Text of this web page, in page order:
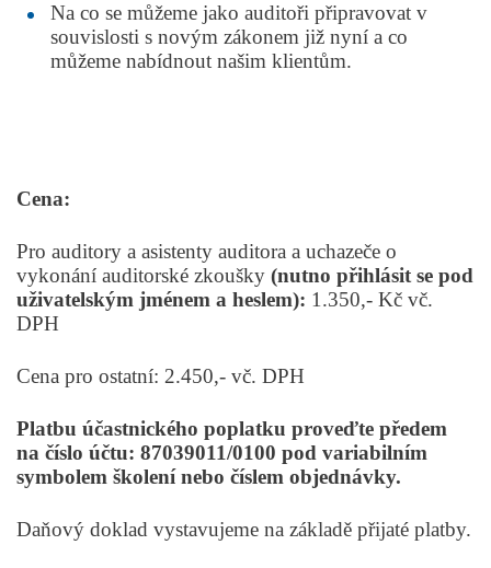
Na co se můžeme jako auditoři připravovat v
souvislosti s novým zákonem již nyní a co
můžeme nabídnout našim klientům.
Cena:
Pro auditory a asistenty auditora a uchazeče o
vykonání auditorské zkoušky (nutno přihlásit se pod
uživatelským jménem a heslem): 1.350,- Kč vč.
DPH
Cena pro ostatní: 2.450,- vč. DPH
Platbu účastnického poplatku proveďte předem
na číslo účtu: 87039011/0100 pod variabilním
symbolem školení nebo číslem objednávky.
Daňový doklad vystavujeme na základě přijaté platby.